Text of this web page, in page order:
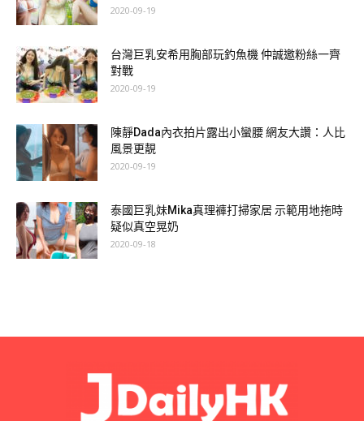
台灣正妹Mia：
https://www.instagram.com/miaooomm/
2020-09-19
台灣巨乳安希用胸部玩釣魚機 仲誠邀粉絲一齊
對戰
2020-09-19
陳靜Dada內衣拍片露出小蠻腰 網友大讚：人比
風景更靚
2020-09-19
泰國巨乳妹Mika真理褲打掃家居 示範用地拖時
疑似真空晃奶
2020-09-18